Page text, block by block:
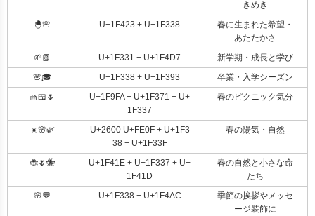
きめき
🐣🌸
U+1F423 + U+1F338
春に生まれた希望・
あたたかさ
🌱📗
U+1F331 + U+1F4D7
新学期・成長と学び
🌸🎓
U+1F338 + U+1F393
卒業・入学シーズン
🧺🍱🌷
U+1F9FA + U+1F371 + U+
1F337
春のピクニック気分
☀️🌸🌿
U+2600 U+FE0F + U+1F3
38 + U+1F33F
春の陽気・自然
🐞🌷🐝
U+1F41E + U+1F337 + U+
1F41D
春の自然と小さな命
たち
🌸💬
U+1F338 + U+1F4AC
季節の挨拶やメッセ
ージ装飾に